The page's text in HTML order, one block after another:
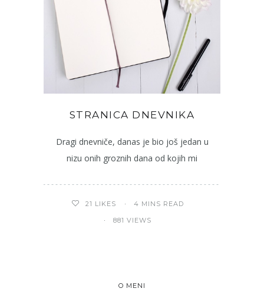
STRANICA DNEVNIKA
Dragi dnevniče, danas je bio još jedan u
nizu onih groznih dana od kojih mi
21 LIKES 4 MINS READ
881 VIEWS
O MENI